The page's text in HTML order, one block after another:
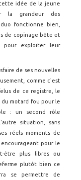
idée de la jeune
la grandeur des
fonctionne bien,
de copinage bête et
pour exploiter leur
de ses nouvelles
comme c'est
de ce registre, le
du motard fou pour le
: un second rôle
situation, sans
réels moments de
pour le
être plus libres ou
plutôt bien ce
se permettre de